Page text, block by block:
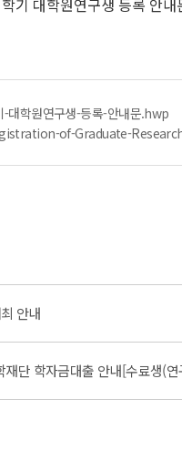
기 대학원연구생 등록 안
대학원연구생-등록-안내문.hwp
of-Graduate-
안내
재단 학자금대출 안내[수료생(